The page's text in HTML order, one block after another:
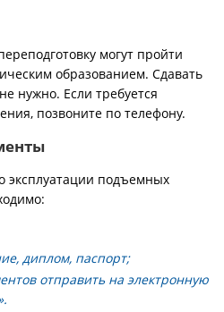
могут пройти
образованием. Сдавать
нужно. Если требуется
позвоните по телефону.
эксплуатации подъемных
диплом, паспорт;
отправить на электронную